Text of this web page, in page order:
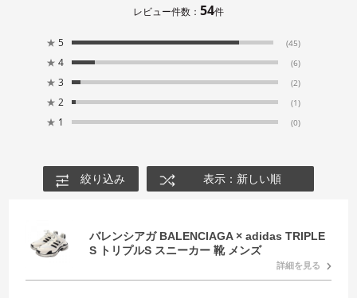
レビュー件数： 54件
★ 5 (45)
★ 4 (6)
★ 3 (2)
★ 2 (1)
★ 1 (0)
絞り込み 表示：新しい順
バレンシアガ BALENCIAGA × adidas TRIPLE
S トリプルS スニーカー 靴 メンズ
詳細を見る